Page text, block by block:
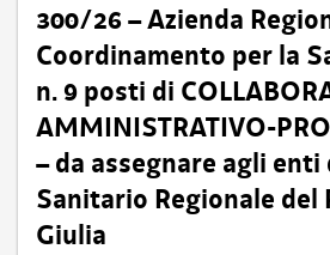
300/26 – Azienda
Coordinamento per la
n. 9 posti di
AMMINISTRATIVO-
– da assegnare agli enti
Sanitario Regionale del
Giulia